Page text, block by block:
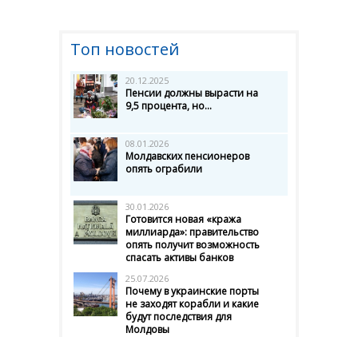
Топ новостей
20.12.2025
Пенсии должны вырасти на
9,5 процента, но...
08.01.2026
Молдавских пенсионеров
опять ограбили
30.01.2026
Готовится новая «кража
миллиарда»: правительство
опять получит возможность
спасать активы банков
25.07.2026
Почему в украинские порты
не заходят корабли и какие
будут последствия для
Молдовы